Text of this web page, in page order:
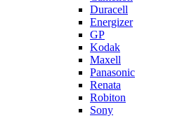
Duracell
Energizer
GP
Kodak
Maxell
Panasonic
Renata
Robiton
Sony